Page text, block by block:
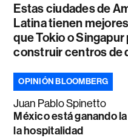
Estas ciudades de
Latina tienen
que Tokio o Singapur
construir centros de
OPINIÓN BLOOMBERG
Juan Pablo Spinetto
México está ganando
la hospitalidad